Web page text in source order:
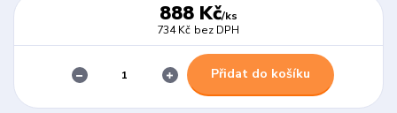
888 Kč/ks
734 Kč bez DPH
Přidat do košíku